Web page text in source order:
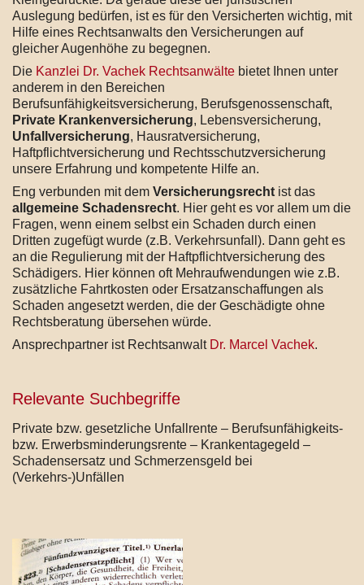
Auslegung bedürfen, ist es für den Versicherten wichtig, mit
Hilfe eines Rechtsanwalts den Versicherungen auf
gleicher Augenhöhe zu begegnen.
Die Kanzlei Dr. Vachek Rechtsanwälte bietet Ihnen unter
anderem in den Bereichen
Berufsunfähigkeitsversicherung, Berufsgenossenschaft,
Private Krankenversicherung, Lebensversicherung,
Unfallversicherung, Hausratversicherung,
Haftpflichtversicherung und Rechtsschutzversicherung
unsere Erfahrung und kompetente Hilfe an.
Eng verbunden mit dem Versicherungsrecht ist das
allgemeine Schadensrecht. Hier geht es vor allem um die
Fragen, wenn einem selbst ein Schaden durch einen
Dritten zugefügt wurde (z.B. Verkehrsunfall). Dann geht es
an die Regulierung mit der Haftpflichtversicherung des
Schädigers. Hier können oft Mehraufwendungen wie z.B.
zusätzliche Fahrtkosten oder Ersatzanschaffungen als
Schaden angesetzt werden, die der Geschädigte ohne
Rechtsberatung übersehen würde.
Ansprechpartner ist Rechtsanwalt Dr. Marcel Vachek.
Relevante Suchbegriffe
Private bzw. gesetzliche Unfallrente – Berufsunfähigkeits-
bzw. Erwerbsminderungsrente – Krankentagegeld –
Schadensersatz und Schmerzensgeld bei
(Verkehrs-)Unfällen